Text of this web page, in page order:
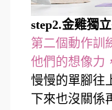
step2.金雞獨
第二個動作訓
他們的想像力，
慢慢的單腳往
下來也沒關係